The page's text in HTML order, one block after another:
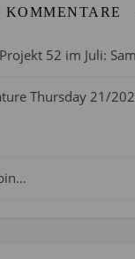
KOMMENTARE
Projekt 52 im Juli:
Thursday 21/